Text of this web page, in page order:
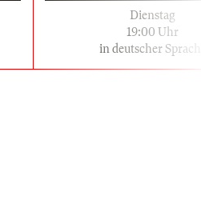
Dienstag
19:00 Uhr
in deutscher Sprache